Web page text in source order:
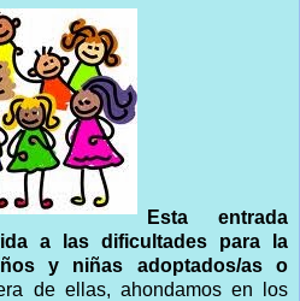
Esta entrada
a las dificultades para la
y niñas adoptados/as o
de ellas, ahondamos en los